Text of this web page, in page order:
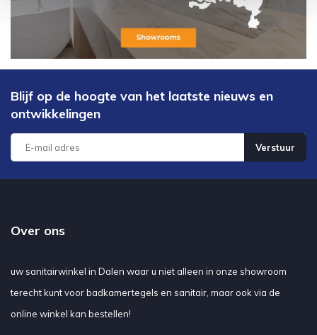
Blijf op de hoogte van het laatste nieuws en
ontwikkelingen
Verstuur
Over ons
uw sanitairwinkel in Dalen waar u niet alleen in onze showroom
terecht kunt voor badkamertegels en sanitair, maar ook via de
online winkel kan bestellen!